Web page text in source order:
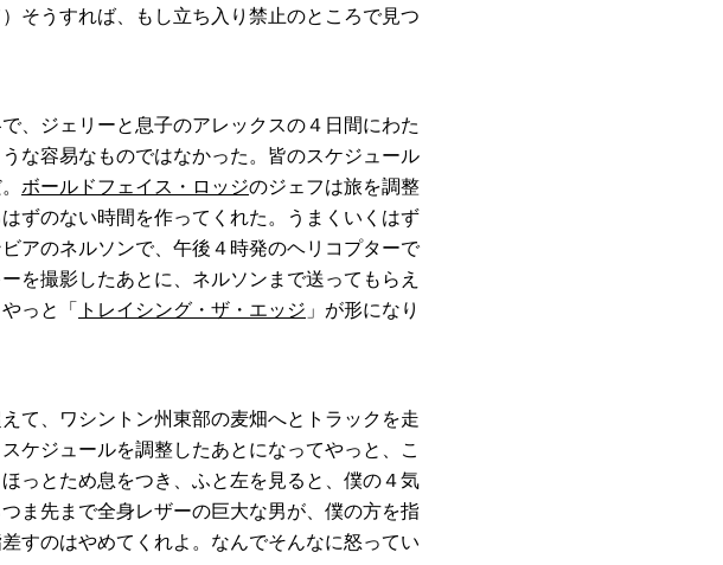
そうすれば、もし立ち入り禁止のところで見つ
、ジェリーと息子のアレックスの４日間にわた
な容易なものではなかった。皆のスケジュール
ボールドフェイス・ロッジのジェフは旅を調整
ずのない時間を作ってくれた。うまくいくはず
アのネルソンで、午後４時発のヘリコプターで
を撮影したあとに、ネルソンまで送ってもらえ
っと「 トレイシング・ザ・エッジ 」が形になり
て、ワシントン州東部の麦畑へとトラックを走
ケジュールを調整したあとになってやっと、こ
っとため息をつき、ふと左を見ると、僕の４気
ま先まで全身レザーの巨大な男が、僕の方を指
すのはやめてくれよ。なんでそんなに怒ってい